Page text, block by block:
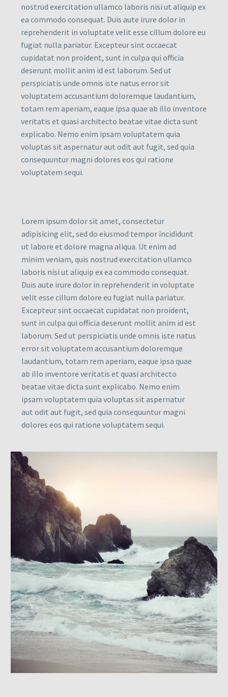
nostrud exercitation ullamco laboris nisi ut aliquip ex
ea commodo consequat. Duis aute irure dolor in
reprehenderit in voluptate velit esse cillum dolore eu
fugiat nulla pariatur. Excepteur sint occaecat
cupidatat non proident, sunt in culpa qui officia
deserunt mollit anim id est laborum. Sed ut
perspiciatis unde omnis iste natus error sit
voluptatem accusantium doloremque laudantium,
totam rem aperiam, eaque ipsa quae ab illo inventore
veritatis et quasi architecto beatae vitae dicta sunt
explicabo. Nemo enim ipsam voluptatem quia
voluptas sit aspernatur aut odit aut fugit, sed quia
consequuntur magni dolores eos qui ratione
voluptatem sequi.
Lorem ipsum dolor sit amet, consectetur
adipisicing elit, sed do eiusmod tempor incididunt
ut labore et dolore magna aliqua. Ut enim ad
minim veniam, quis nostrud exercitation ullamco
laboris nisi ut aliquip ex ea commodo consequat.
Duis aute irure dolor in reprehenderit in voluptate
velit esse cillum dolore eu fugiat nulla pariatur.
Excepteur sint occaecat cupidatat non proident,
sunt in culpa qui officia deserunt mollit anim id est
laborum. Sed ut perspiciatis unde omnis iste natus
error sit voluptatem accusantium doloremque
laudantium, totam rem aperiam, eaque ipsa quae
ab illo inventore veritatis et quasi architecto
beatae vitae dicta sunt explicabo. Nemo enim
ipsam voluptatem quia voluptas sit aspernatur
aut odit aut fugit, sed quia consequuntur magni
dolores eos qui ratione voluptatem sequi.